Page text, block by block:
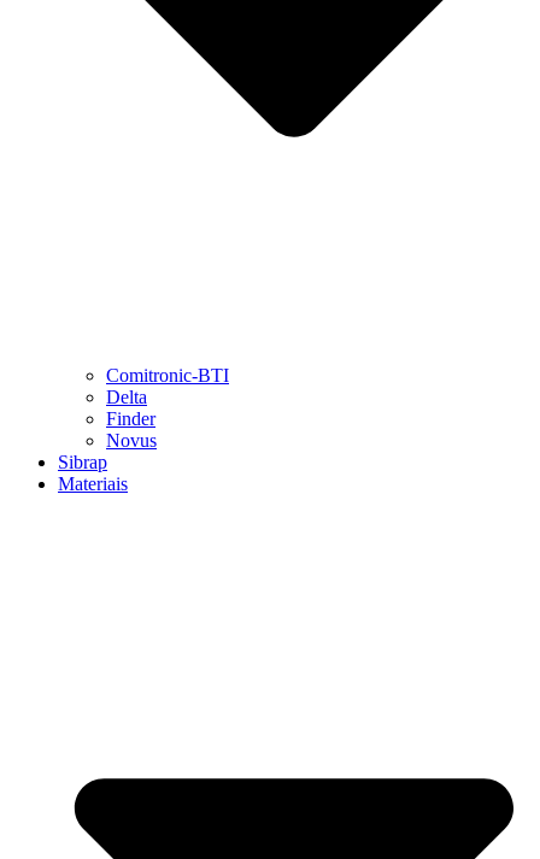
Comitronic-BTI
Delta
Finder
Novus
Sibrap
Materiais